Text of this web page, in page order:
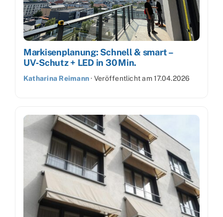
Markisenplanung: Schnell & smart –
UV‑Schutz + LED in 30 Min.
Katharina Reimann· Veröffentlicht am17.04.2026